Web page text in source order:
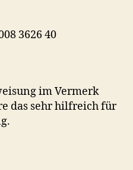
3626 40
im Vermerk
das sehr hilfreich für